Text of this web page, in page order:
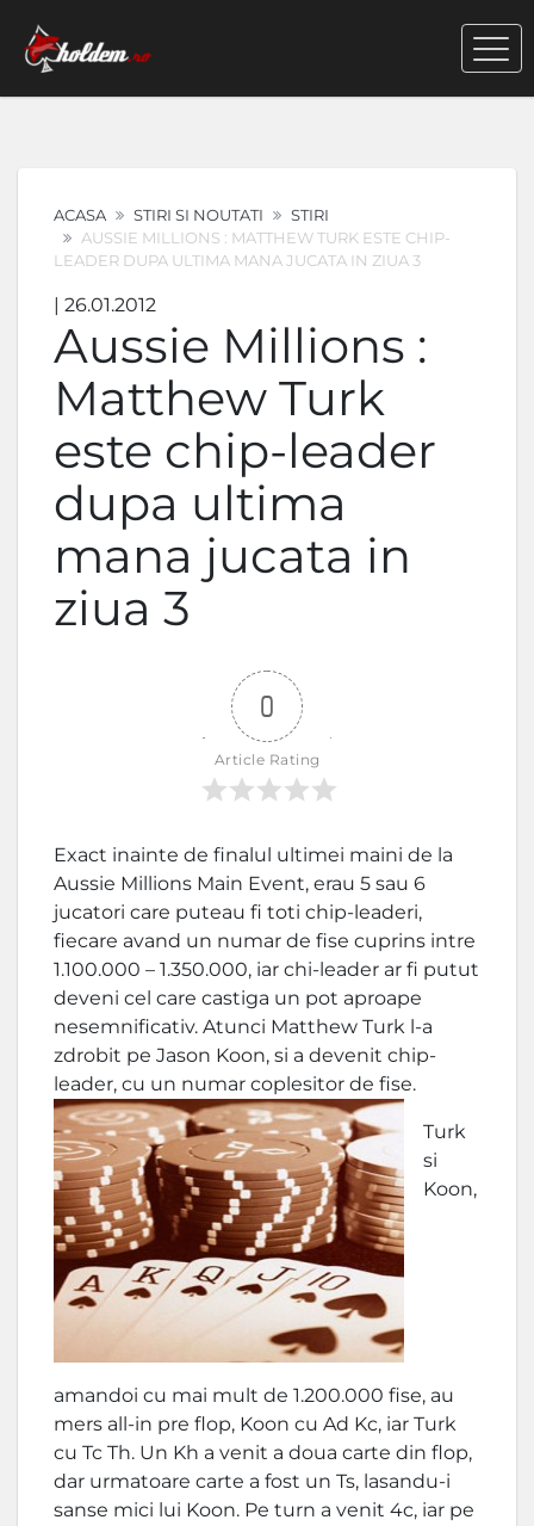
ACASA STIRI SI NOUTATI
STIRI
AUSSIE MILLIONS : MATTHEW TURK ESTE CHIP-
LEADER DUPA ULTIMA MANA JUCATA IN ZIUA 3
| 26.01.2012
Aussie Millions :
Matthew Turk
este chip-leader
dupa ultima
mana jucata in
ziua 3
0
Article Rating
Exact inainte de finalul ultimei maini de la
Aussie Millions Main Event, erau 5 sau 6
jucatori care puteau fi toti chip-leaderi,
fiecare avand un numar de fise cuprins intre
1.100.000 – 1.350.000, iar chi-leader ar fi putut
deveni cel care castiga un pot aproape
nesemnificativ. Atunci Matthew Turk l-a
zdrobit pe Jason Koon, si a devenit chip-
leader, cu un numar coplesitor de fise.
Turk
si
Koon,
amandoi cu mai mult de 1.200.000 fise, au
mers all-in pre flop, Koon cu Ad Kc, iar Turk
cu Tc Th. Un Kh a venit a doua carte din flop,
dar urmatoare carte a fost un Ts, lasandu-i
sanse mici lui Koon. Pe turn a venit 4c, iar pe